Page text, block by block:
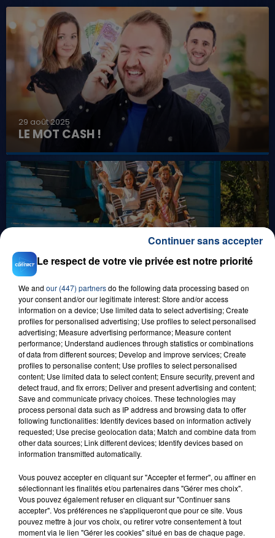
29 août 2025
LE MOT CASH !
0h00
GAGNEZ VOS ENTRÉES EN FAMILLE À
BAGATELLE !
1er août 2026
GAGNEZ VOS ENTRÉES POUR TOUTE LA
FAMILLE À PLOPSAQUA !
LES LIVES
Le respect de votre vie privée est notre priorité
We and our (447) partnersdo the following data processing based on
your consent and/or our legitimate interest: Store and/or access
information on a device; Use limited data to select advertising; Create
profiles for personalised advertising; Use profiles to select personalised
advertising; Measure advertising performance; Measure content
performance; Understand audiences through statistics or combinations
of data from different sources; Develop and improve services; Create
profiles to personalise content; Use profiles to select personalised
content; Use limited data to select content; Ensure security, prevent and
detect fraud, and fix errors; Deliver and present advertising and content;
Save and communicate privacy choices. These technologies may
process personal data such as IP address and browsing data to offer
following functionalities: Identify devices based on information actively
requested; Use precise geolocation data; Match and combine data from
other data sources; Link different devices; Identify devices based on
information transmitted automatically.
Vous pouvez accepter en cliquant sur "Accepter et fermer", ou affiner en
sélectionnant les finalités et/ou partenaires dans "Gérer mes choix".
Vous pouvez également refuser en cliquant sur "Continuer sans
accepter". Vos préférences ne s'appliqueront que pour ce site. Vous
pouvez mettre à jour vos choix, ou retirer votre consentement à tout
moment via le lien "Gérer les cookies" situé en bas de chaque page.
Continuer sans accepter